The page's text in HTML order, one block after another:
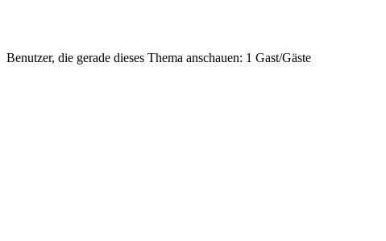
Benutzer, die gerade dieses Thema anschauen: 1 Gast/Gäste